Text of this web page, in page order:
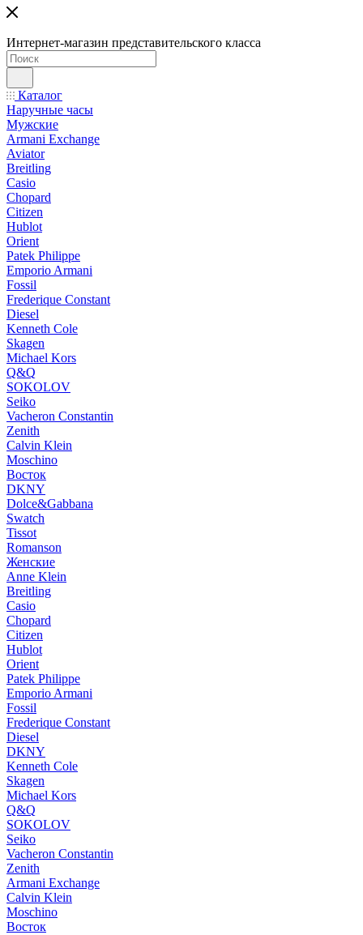
Интернет-магазин представительского класса
Каталог
Наручные часы
Мужские
Armani Exchange
Aviator
Breitling
Casio
Chopard
Citizen
Hublot
Orient
Patek Philippe
Emporio Armani
Fossil
Frederique Constant
Diesel
Kenneth Cole
Skagen
Michael Kors
Q&Q
SOKOLOV
Seiko
Vacheron Constantin
Zenith
Calvin Klein
Moschino
Восток
DKNY
Dolce&Gabbana
Swatch
Tissot
Romanson
Женские
Anne Klein
Breitling
Casio
Chopard
Citizen
Hublot
Orient
Patek Philippe
Emporio Armani
Fossil
Frederique Constant
Diesel
DKNY
Kenneth Cole
Skagen
Michael Kors
Q&Q
SOKOLOV
Seiko
Vacheron Constantin
Zenith
Armani Exchange
Calvin Klein
Moschino
Восток